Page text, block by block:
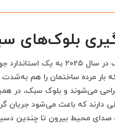
استفاده از بلوک‌های سبک در
بار مرده ساختمان را هم
می‌شوند و بلوک سبک، در
دارند که باعث می‌شود جریان
و صدای محیط بیرون تا چندین